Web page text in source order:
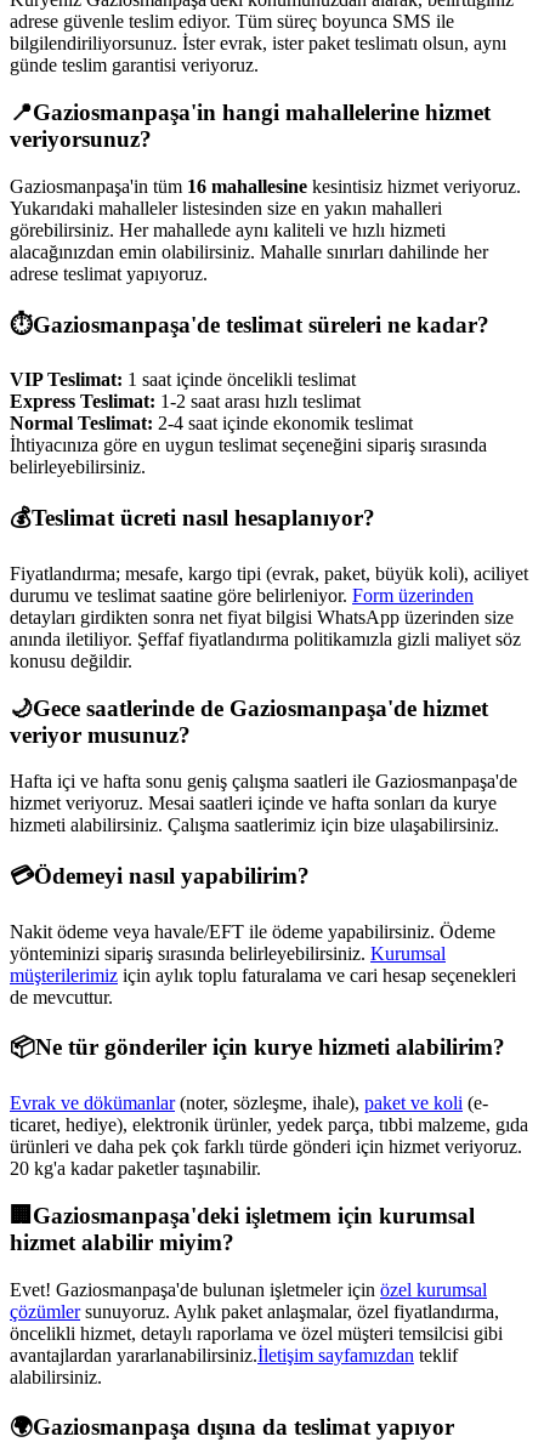
adrese güvenle teslim ediyor. Tüm süreç boyunca SMS ile
bilgilendiriliyorsunuz. İster evrak, ister paket teslimatı olsun, aynı
günde teslim garantisi veriyoruz.
📍Gaziosmanpaşa'in hangi mahallelerine hizmet
veriyorsunuz?
Gaziosmanpaşa'in tüm 16 mahallesine kesintisiz hizmet veriyoruz.
Yukarıdaki mahalleler listesinden size en yakın mahalleri
görebilirsiniz. Her mahallede aynı kaliteli ve hızlı hizmeti
alacağınızdan emin olabilirsiniz. Mahalle sınırları dahilinde her
adrese teslimat yapıyoruz.
⏱️Gaziosmanpaşa'de teslimat süreleri ne kadar?
VIP Teslimat: 1 saat içinde öncelikli teslimat
Express Teslimat: 1-2 saat arası hızlı teslimat
Normal Teslimat: 2-4 saat içinde ekonomik teslimat
İhtiyacınıza göre en uygun teslimat seçeneğini sipariş sırasında
belirleyebilirsiniz.
💰Teslimat ücreti nasıl hesaplanıyor?
Fiyatlandırma; mesafe, kargo tipi (evrak, paket, büyük koli), aciliyet
durumu ve teslimat saatine göre belirleniyor. Form üzerinden
detayları girdikten sonra net fiyat bilgisi WhatsApp üzerinden size
anında iletiliyor. Şeffaf fiyatlandırma politikamızla gizli maliyet söz
konusu değildir.
🌙Gece saatlerinde de Gaziosmanpaşa'de hizmet
veriyor musunuz?
Hafta içi ve hafta sonu geniş çalışma saatleri ile Gaziosmanpaşa'de
hizmet veriyoruz. Mesai saatleri içinde ve hafta sonları da kurye
hizmeti alabilirsiniz. Çalışma saatlerimiz için bize ulaşabilirsiniz.
💳Ödemeyi nasıl yapabilirim?
Nakit ödeme veya havale/EFT ile ödeme yapabilirsiniz. Ödeme
yönteminizi sipariş sırasında belirleyebilirsiniz. Kurumsal
müşterilerimiz için aylık toplu faturalama ve cari hesap seçenekleri
de mevcuttur.
📦Ne tür gönderiler için kurye hizmeti alabilirim?
Evrak ve dökümanlar(noter, sözleşme, ihale), paket ve koli (e-
ticaret, hediye), elektronik ürünler, yedek parça, tıbbi malzeme, gıda
ürünleri ve daha pek çok farklı türde gönderi için hizmet veriyoruz.
20 kg'a kadar paketler taşınabilir.
🏢 Gaziosmanpaşa'deki işletmem için kurumsal
hizmet alabilir miyim?
Evet! Gaziosmanpaşa'de bulunan işletmeler için özel kurumsal
çözümlersunuyoruz. Aylık paket anlaşmalar, özel fiyatlandırma,
öncelikli hizmet, detaylı raporlama ve özel müşteri temsilcisi gibi
avantajlardan yararlanabilirsiniz.İletişim sayfamızdan teklif
alabilirsiniz.
🌍Gaziosmanpaşa dışına da teslimat yapıyor